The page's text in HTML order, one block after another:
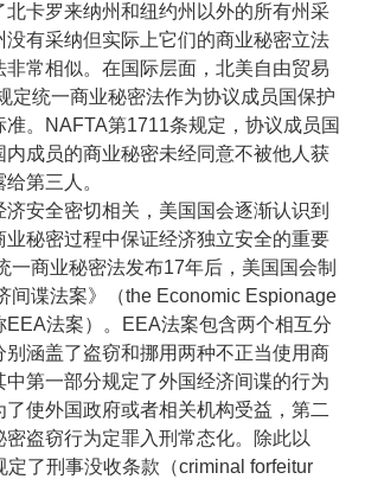
北卡罗来纳州和纽约州以外的所有州采
没有采纳但实际上它们的商业秘密立法
非常相似。在国际层面，北美自由贸易
定统一商业秘密法作为协议成员国保护
。NAFTA第1711条规定，协议成员国
内成员的商业秘密未经同意不被他人获
第三人。
安全密切相关，美国国会逐渐认识到
业秘密过程中保证经济独立安全的重要
一商业秘密法发布17年后，美国国会制
间谍法案》（the Economic Espionage
EEA法案）。EEA法案包含两个相互分
别涵盖了盗窃和挪用两种不正当使用商
中第一部分规定了外国经济间谍的行为
使外国政府或者相关机构受益，第二
盗窃行为定罪入刑常态化。除此以
定了刑事没收条款（criminal forfeitur